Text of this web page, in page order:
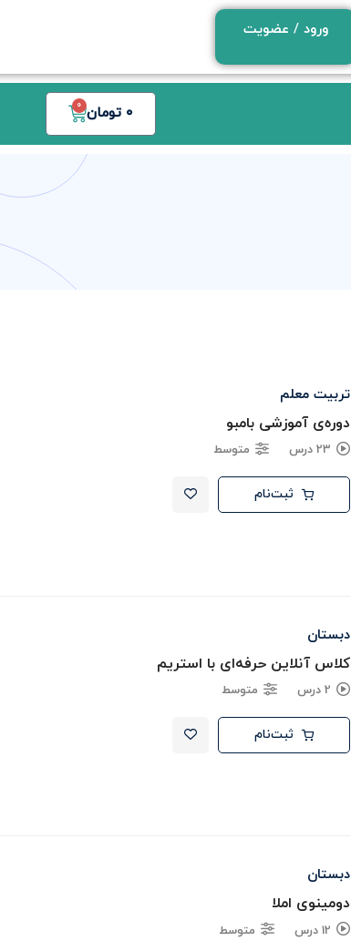
ورود / عضویت
0 تومان 0
تربیت معلم
دوره‌ی آموزشی بامبو
23 درس متوسط
ثبت‌نام
دبستان
کلاس آنلاین حرفه‌ای با استریم
2 درس متوسط
ثبت‌نام
دبستان
دومینوی املا
12 درس متوسط